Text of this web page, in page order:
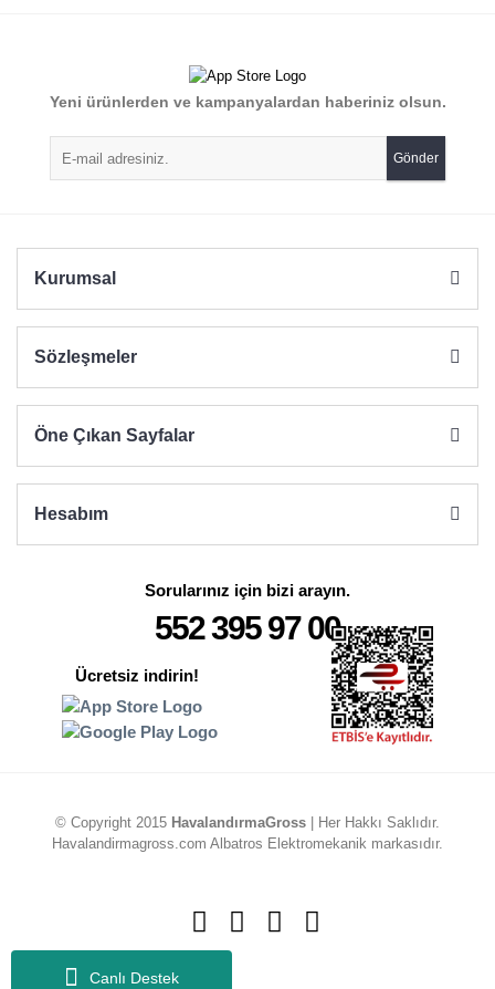
Canlı Destek
Yeni ürünlerden ve kampanyalardan haberiniz olsun.
Gönder
Kurumsal
Sözleşmeler
Öne Çıkan Sayfalar
Hesabım
Sorularınız için bizi arayın.
552 395 97 00
Ücretsiz indirin!
© Copyright 2015 HavalandırmaGross | Her Hakkı Saklıdır.
Havalandirmagross.com Albatros Elektromekanik markasıdır.